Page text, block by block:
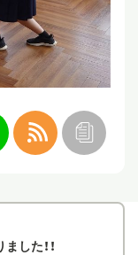
した！！